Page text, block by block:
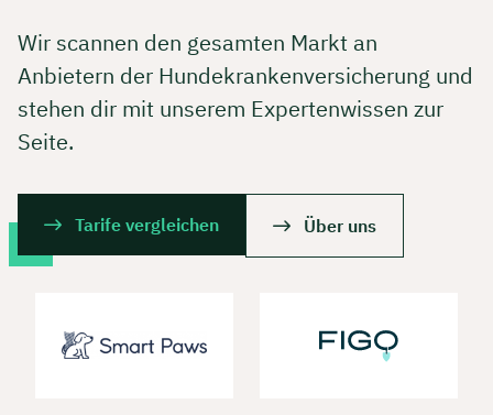
Wir scannen den gesamten Markt an
Anbietern der Hundekrankenversicherung und
stehen dir mit unserem Expertenwissen zur
Seite.
Tarife vergleichen Über uns
Jetzt persönliches
Ubben sichern 🤝